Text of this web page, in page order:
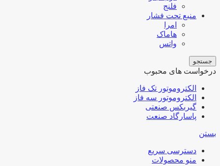
فلنج
منبع تحت فشار
امرا
هاماک
واتس
جستجو
درخواست های محبوب
الکتروموتور تک فاز
الکتروموتور سه فاز
گیربکس صنعتی
پاسارگاد صنعت
بستن
دسترسی سریع
منو محصولات